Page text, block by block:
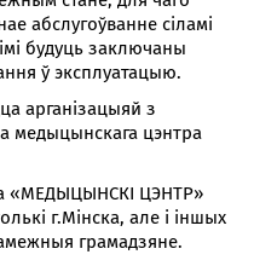
абслугоўванне сіламі
будуць заключаны
ў эксплуатацыю.
арганізацыяй з
медыцынскага цэнтра
«МЕДЫЦЫНСКІ ЦЭНТР»
г.Мінска, але і іншых
грамадзяне.